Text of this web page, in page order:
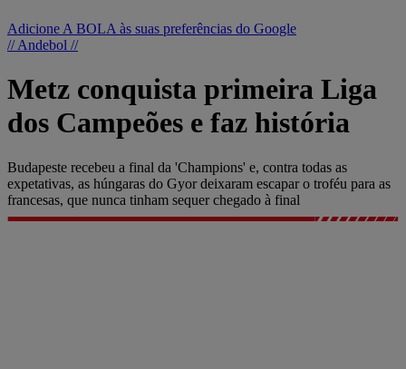
Adicione A BOLA às suas preferências do Google
// Andebol //
Metz conquista primeira Liga
dos Campeões e faz história
Budapeste recebeu a final da 'Champions' e, contra todas as
expetativas, as húngaras do Gyor deixaram escapar o troféu para as
francesas, que nunca tinham sequer chegado à final